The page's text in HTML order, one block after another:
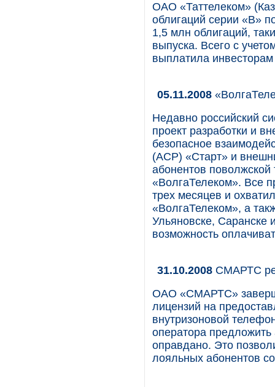
ОАО «Таттелеком»
облигаций серии «В»
1,5 млн облигаций,
выпуска. Всего с
выплатила
05.11.2008
Недавно российский
проект разработки и
безопасное
(АСР) «Старт» и
абонентов
«ВолгаТелеком». Все
трех месяцев и
«ВолгаТелеком», а
Ульяновске, Саранске
возможность
31.10.2008 СМАРТС
ОАО «СМАРТС»
лицензий на
внутризоновой
оператора
оправдано. Это
лояльных абонентов